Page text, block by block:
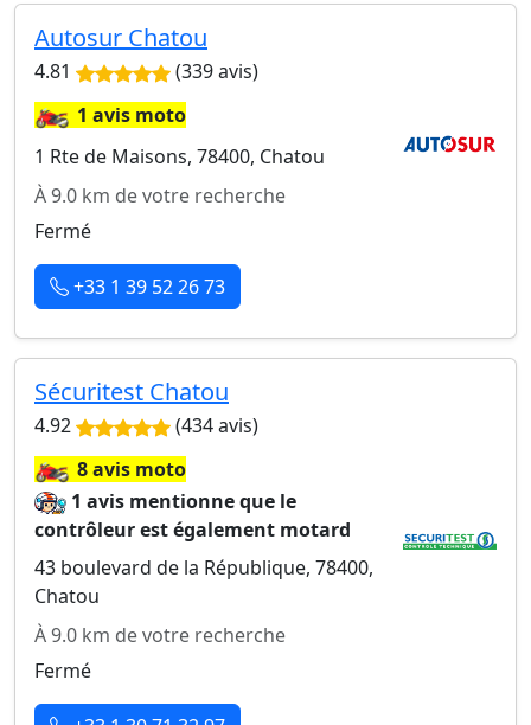
Autosur Chatou
4.81 (339 avis)
🏍️1 avis moto
1 Rte de Maisons, 78400, Chatou
À 9.0 km de votre recherche
Fermé
+33 1 39 52 26 73
Sécuritest Chatou
4.92 (434 avis)
🏍️8 avis moto
1 avis mentionne que le
contrôleur est également motard
43 boulevard de la République, 78400,
Chatou
À 9.0 km de votre recherche
Fermé